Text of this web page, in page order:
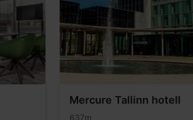
Mercure Tallinn hotell
637m